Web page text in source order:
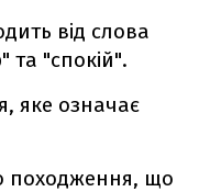
від слова
та "спокій".
яке означає
походження, що